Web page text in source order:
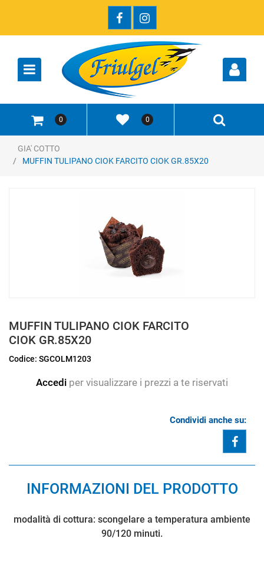
0 0
GIA' COTTO
MUFFIN TULIPANO CIOK FARCITO CIOK GR.85X20
MUFFIN TULIPANO CIOK FARCITO
CIOK GR.85X20
Codice: SGCOLM1203
Accedi per visualizzare i prezzi a te riservati
Condividi anche su:
INFORMAZIONI DEL PRODOTTO
modalità di cottura: scongelare a temperatura ambiente
90/120 minuti.